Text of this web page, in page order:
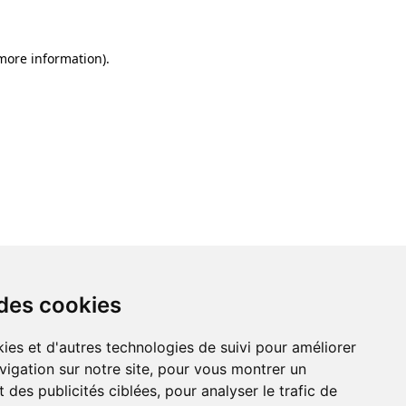
cookies
et d'autres technologies de suivi pour améliorer
sur notre site, pour vous montrer un
des publicités ciblées, pour analyser le trafic de
information).